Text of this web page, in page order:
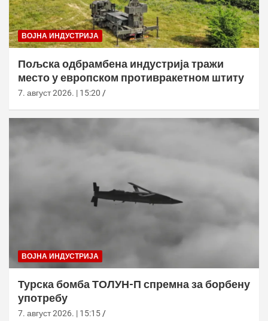
ВОЈНА ИНДУСТРИЈА
Пољска одбрамбена индустрија тражи
место у европском противракетном штиту
7. август 2026. | 15:20
ВОЈНА ИНДУСТРИЈА
Турска бомба ТОЛУН-П спремна за борбену
употребу
7. август 2026. | 15:15